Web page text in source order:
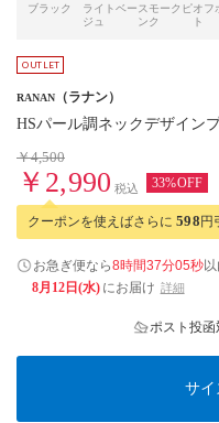
ブラック
ライトベー
ジュ
スモークピ
ンク
オフ
ト
RANAN （ラナン）
HSパール調ネックデザイン
￥4,500
￥2,990 税込 33%OFF
クーポンを使えばさらに 598円
お急ぎ便なら8時間37分04秒
8月12日(水) にお届け 詳細
ポスト投
サイ